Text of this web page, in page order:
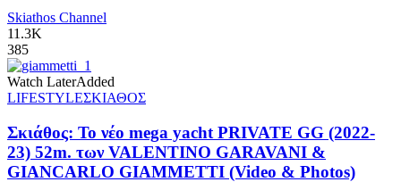
Skiathos Channel
11.3K
385
Watch LaterAdded
LIFESTYLEΣΚΙΑΘΟΣ
Σκιάθος: Το νέο mega yacht PRIVATE GG (2022-
23) 52m. των VALENTINO GARAVANI &
GIANCARLO GIAMMETTI (Video & Photos)